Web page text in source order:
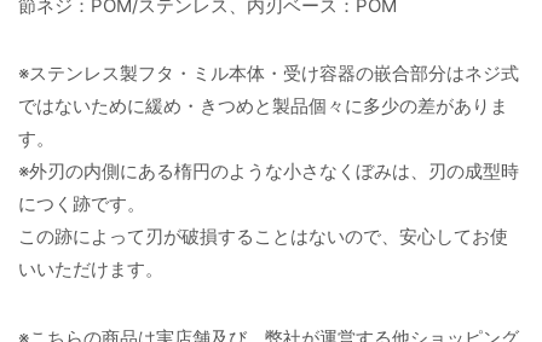
節ネジ：POM/ステンレス、内刃ベース：POM
※ステンレス製フタ・ミル本体・受け容器の嵌合部分はネジ式
ではないために緩め・きつめと製品個々に多少の差がありま
す。
※外刃の内側にある楕円のような小さなくぼみは、刃の成型時
につく跡です。
この跡によって刃が破損することはないので、安心してお使
いいただけます。